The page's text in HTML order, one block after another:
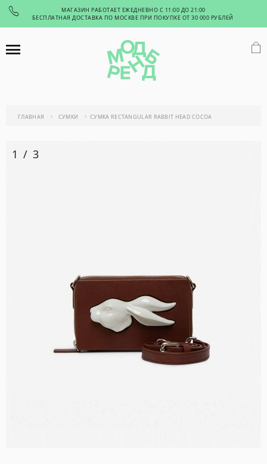
МАГАЗИН РАБОТАЕТ ЕЖЕДНЕВНО С 11:00 ДО 21:00
БЕСПЛАТНАЯ ДОСТАВКА ПО МОСКВЕ ПРИ ПОКУПКЕ ОТ 30 000 РУБЛЕЙ
ГЛАВНАЯ СУМКИ СУМКА RECTANGULAR RABBIT HEAD COCOA
1 / 3